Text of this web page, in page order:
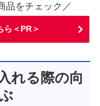
品をチェック／
ら＜PR＞
れる際の向